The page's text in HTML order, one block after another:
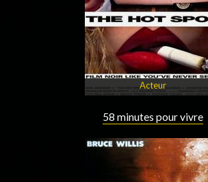
Acteur
58 minutes pour vivre